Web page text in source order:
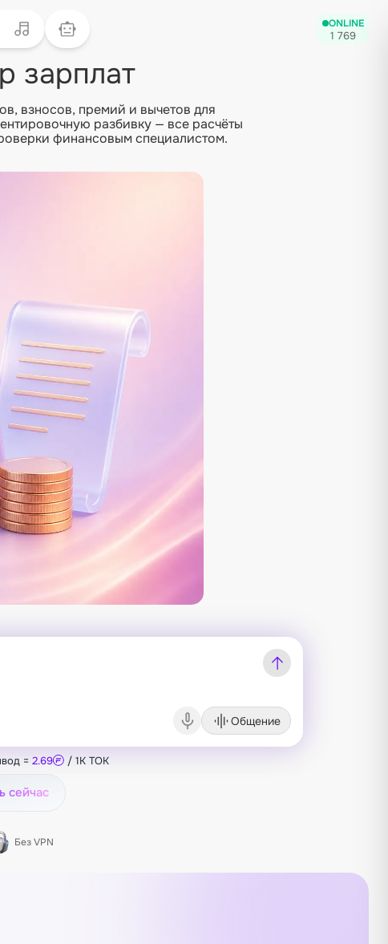
ONLINE
1 769
зарплат
взносов, премий и вычетов для
разбивку — все расчёты
финансовым специалистом.
Общение
= 2.69 / 1K TOK
сейчас
Без VPN